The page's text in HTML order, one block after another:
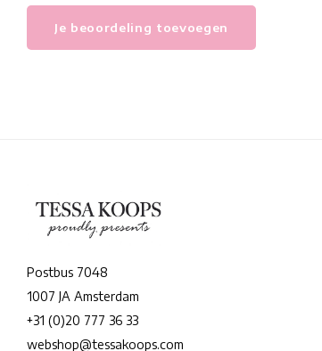
Je beoordeling toevoegen
Postbus 7048
1007 JA Amsterdam
+31 (0)20 777 36 33
webshop@tessakoops.com